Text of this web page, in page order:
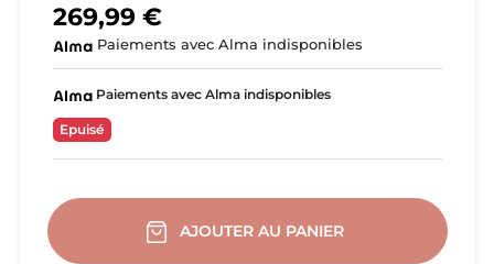
269,99 €
Paiements avec Alma indisponibles
Paiements avec Alma indisponibles
Epuisé
AJOUTER AU PANIER